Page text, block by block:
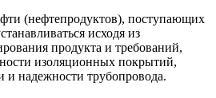
(нефтепродуктов), поступающих
исходя из
продукта и требований,
изоляционных покрытий,
и надежности трубопровода.